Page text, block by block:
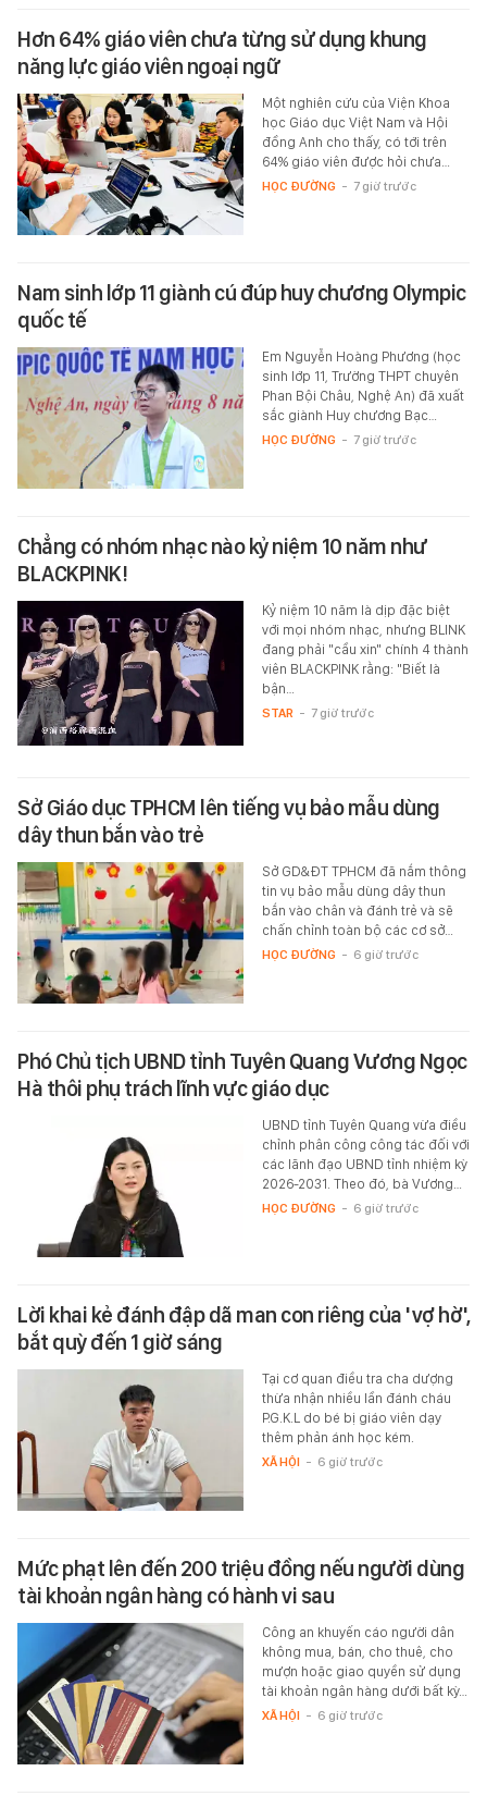
Hơn 64% giáo viên chưa từng sử dụng khung
năng lực giáo viên ngoại ngữ
Một nghiên cứu của Viện Khoa
học Giáo dục Việt Nam và Hội
đồng Anh cho thấy, có tới trên
64% giáo viên được hỏi chưa…
HỌC ĐƯỜNG - 7 giờ trước
Nam sinh lớp 11 giành cú đúp huy chương Olympic
quốc tế
Em Nguyễn Hoàng Phương (học
sinh lớp 11, Trường THPT chuyên
Phan Bội Châu, Nghệ An) đã xuất
sắc giành Huy chương Bạc…
HỌC ĐƯỜNG - 7 giờ trước
Chẳng có nhóm nhạc nào kỷ niệm 10 năm như
BLACKPINK!
Kỷ niệm 10 năm là dịp đặc biệt
với mọi nhóm nhạc, nhưng BLINK
đang phải "cầu xin" chính 4 thành
viên BLACKPINK rằng: "Biết là
bận…
STAR - 7 giờ trước
Sở Giáo dục TPHCM lên tiếng vụ bảo mẫu dùng
dây thun bắn vào trẻ
Sở GD&ĐT TPHCM đã nắm thông
tin vụ bảo mẫu dùng dây thun
bắn vào chân và đánh trẻ và sẽ
chấn chỉnh toàn bộ các cơ sở…
HỌC ĐƯỜNG - 6 giờ trước
Phó Chủ tịch UBND tỉnh Tuyên Quang Vương Ngọc
Hà thôi phụ trách lĩnh vực giáo dục
UBND tỉnh Tuyên Quang vừa điều
chỉnh phân công công tác đối với
các lãnh đạo UBND tỉnh nhiệm kỳ
2026-2031. Theo đó, bà Vương…
HỌC ĐƯỜNG - 6 giờ trước
Lời khai kẻ đánh đập dã man con riêng của 'vợ hờ',
bắt quỳ đến 1 giờ sáng
Tại cơ quan điều tra cha dượng
thừa nhận nhiều lần đánh cháu
P.G.K.L do bé bị giáo viên dạy
thêm phản ánh học kém.
XÃ HỘI - 6 giờ trước
Mức phạt lên đến 200 triệu đồng nếu người dùng
tài khoản ngân hàng có hành vi sau
Công an khuyến cáo người dân
không mua, bán, cho thuê, cho
mượn hoặc giao quyền sử dụng
tài khoản ngân hàng dưới bất kỳ…
XÃ HỘI - 6 giờ trước